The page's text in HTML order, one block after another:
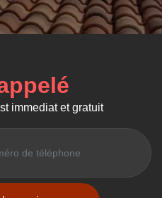
immediat et gratuit